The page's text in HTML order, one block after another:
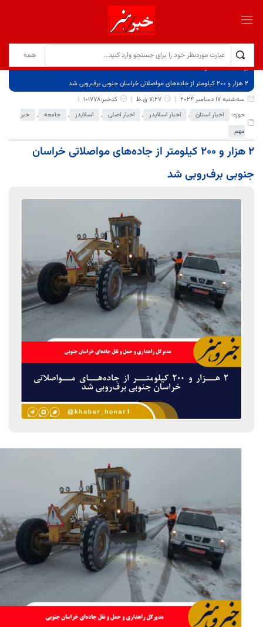
برگ نخست
نوشته‌ها
۲ هزار و ۲۰۰ کیلومتر از جاده‌های مواصلاتی خراسان جنوبی برف‌روبی شد
سه‌شنبه 17 دسامبر 2024
7:27 ق.ظ
کدخبر:101778
حوزه:
اخبار استان , اخبار اسلایدر , اخبار اصلی , اسلایدر , جامعه ,
خبر
مهم
۲ هزار و ۲۰۰ کیلومتر از جاده‌های مواصلاتی خراسان
جنوبی برف‌روبی شد